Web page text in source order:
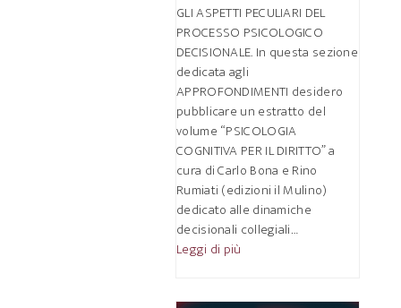
GLI ASPETTI PECULIARI DEL
PROCESSO PSICOLOGICO
DECISIONALE. In questa sezione
dedicata agli
APPROFONDIMENTI desidero
pubblicare un estratto del
volume “PSICOLOGIA
COGNITIVA PER IL DIRITTO” a
cura di Carlo Bona e Rino
Rumiati (edizioni il Mulino)
dedicato alle dinamiche
decisionali collegiali…
Leggi di più